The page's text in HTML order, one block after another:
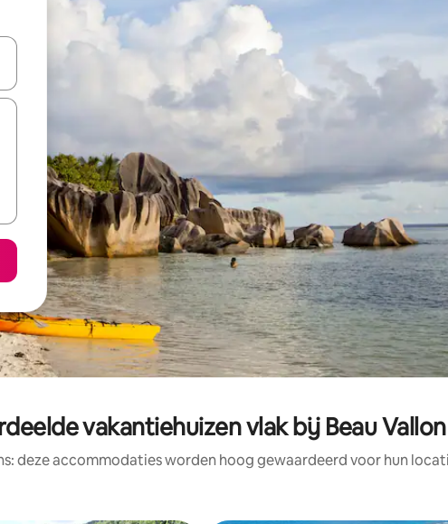
keuze met je de pijltjestoetsen omhoog en omlaag, óf door te tikken of
vakantiehuizen vlak bij Beau
deze accommodaties worden hoog gewaardeerd voor hun